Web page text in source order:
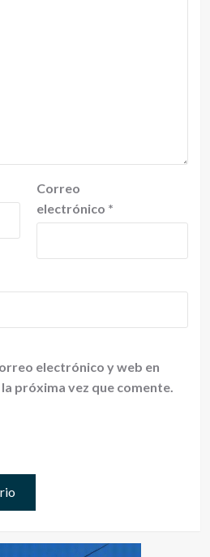
Correo
electrónico *
electrónico y web en
próxima vez que comente.